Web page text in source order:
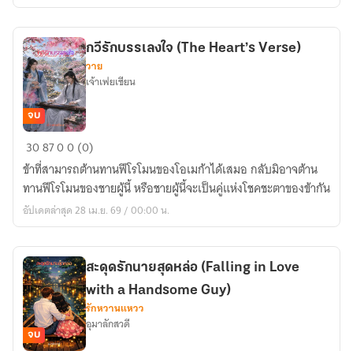
กวี
รัก
บรรเลง
ใจ
(The
Verse)
จบ
กวีรักบรรเลงใจ (The Heart’s Verse)
วาย
เจ้าเฟยเซียน
308700 (0)
ข้าที่สามารถต้านทานฟีโรโมนของโอเมก้าได้เสมอ กลับมิอาจต้าน
ทานฟีโรโมนของชายผู้นี้ หรือชายผู้นี้จะเป็นคู่แห่งโชคชะตาของข้ากัน
อัปเดตล่าสุด 28 เม.ย. 69 / 00:00 น.
จบ
สะดุดรักนายสุดหล่อ (Falling in Love
with a Handsome Guy)
รักหวานแหวว
อุมาลักสวดี